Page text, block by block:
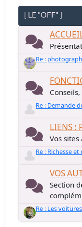
[ LE "OFF" ]
Re :
Re : Demande
LIENS :
Vos sites
Re : Richesse et
VOS
Section
Re : Les